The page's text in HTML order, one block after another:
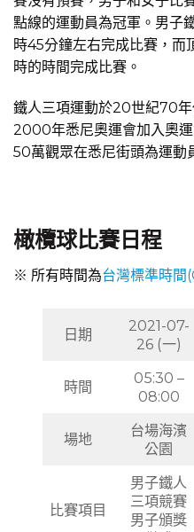
賽沒有預賽，男子和女子比
點線的運動員為冠軍。男子
時45分鐘左右完成比賽，而
時的時間完成比賽。
鐵人三項運動於20世紀70
2000年悉尼奧運會加入奧
50萬觀眾在悉尼街頭為運動
橄欖球比賽日程
※ 所有時間為台灣標準時間
日期
2021-07-
26 (一)
時間
05:30 –
08:00
場地
台場海濱
公園
比賽項目
男子鐵人
三項競賽